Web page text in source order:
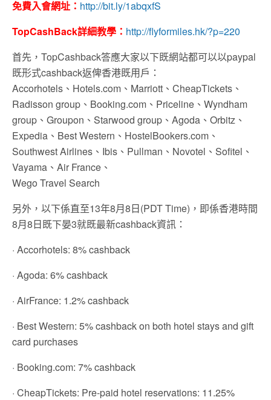
免費入會網址： http://bit.ly/1abqxfS
TopCashBack詳細教學： http://flyformiles.hk/?p=220
首先，TopCashback答應大家以下既網站都可以以paypal
既形式cashback返俾香港既用戶：
Accorhotels、Hotels.com、Marriott、CheapTickets、
Radisson group、Booking.com、Priceline、Wyndham
group、Groupon、Starwood group、Agoda、Orbitz、
Expedia、Best Western、HostelBookers.com、
Southwest Airlines、Ibis、Pullman、Novotel、Sofitel、
Vayama、Air France、
Wego Travel Search
另外，以下係直至13年8月8日(PDT Time)，即係香港時間
8月8日既下晏3就既最新cashback資訊：
· Accorhotels: 8% cashback
· Agoda: 6% cashback
· AirFrance: 1.2% cashback
· Best Western: 5% cashback on both hotel stays and gift
card purchases
· Booking.com: 7% cashback
· CheapTickets: Pre-paid hotel reservations: 11.25%